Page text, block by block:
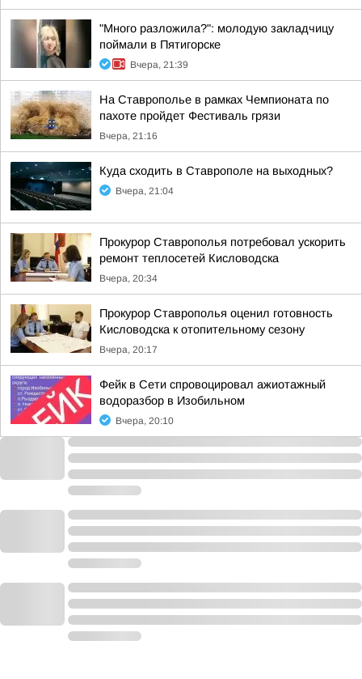
"Много разложила?": молодую закладчицу
поймали в Пятигорске
Вчера, 21:39
На Ставрополье в рамках Чемпионата по
пахоте пройдет Фестиваль грязи
Вчера, 21:16
Куда сходить в Ставрополе на выходных?
Вчера, 21:04
Прокурор Ставрополья потребовал ускорить
ремонт теплосетей Кисловодска
Вчера, 20:34
Прокурор Ставрополья оценил готовность
Кисловодска к отопительному сезону
Вчера, 20:17
Фейк в Сети спровоцировал ажиотажный
водоразбор в Изобильном
Вчера, 20:10